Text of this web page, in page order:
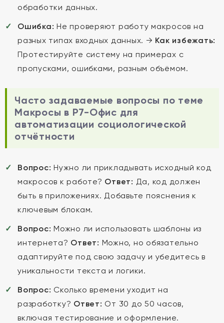
обработки данных.
Ошибка: Не проверяют работу макросов на
разных типах входных данных. → Как избежать:
Протестируйте систему на примерах с
пропусками, ошибками, разным объёмом.
Часто задаваемые вопросы по теме
Макросы в Р7-Офис для
автоматизации социологической
отчётности
Вопрос: Нужно ли прикладывать исходный код
макросов к работе? Ответ: Да, код должен
быть в приложениях. Добавьте пояснения к
ключевым блокам.
Вопрос: Можно ли использовать шаблоны из
интернета? Ответ: Можно, но обязательно
адаптируйте под свою задачу и убедитесь в
уникальности текста и логики.
Вопрос: Сколько времени уходит на
разработку? Ответ: От 30 до 50 часов,
включая тестирование и оформление.